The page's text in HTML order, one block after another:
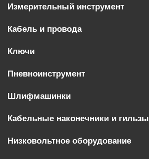
Измерительный инструмент
Кабель и провода
Ключи
Пневноинструмент
Шлифмашинки
Кабельные наконечники и гильзы
Низковольтное оборудование